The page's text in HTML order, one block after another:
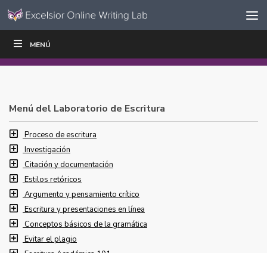
Ir al contenido
navegación
MENÚ
ESCRIBIR
Menú del Laboratorio de Escritura
Proceso de escritura
Investigación
Citación y documentación
Estilos retóricos
Argumento y pensamiento crítico
Escritura y presentaciones en línea
Conceptos básicos de la gramática
Evitar el plagio